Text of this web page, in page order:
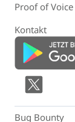
Proof of Voice
Kontakt
Bug Bounty